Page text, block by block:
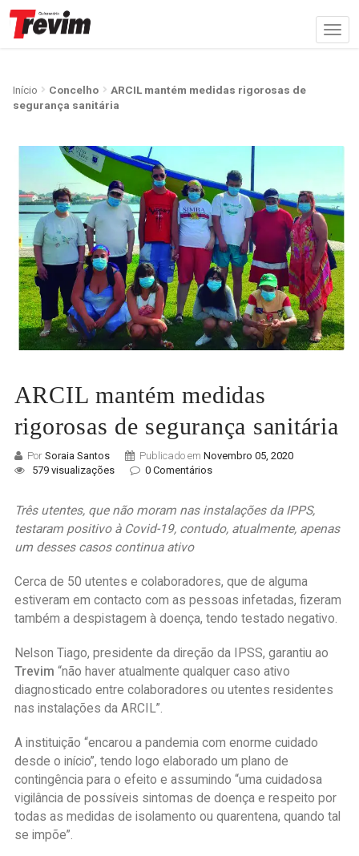
Início Concelho
ARCIL mantém medidas rigorosas de
segurança sanitária
ARCIL mantém medidas
rigorosas de segurança sanitária
Por Soraia Santos Publicado em Novembro 05, 2020
579 visualizações
0 Comentários
Três utentes, que não moram nas instalações da IPPS,
testaram positivo à Covid-19, contudo, atualmente, apenas
um desses casos continua ativo
Cerca de 50 utentes e colaboradores, que de alguma
estiveram em contacto com as pessoas infetadas, fizeram
também a despistagem à doença, tendo testado negativo.
Nelson Tiago, presidente da direção da IPSS, garantiu ao
Trevim “não haver atualmente qualquer caso ativo
diagnosticado entre colaboradores ou utentes residentes
nas instalações da ARCIL”.
A instituição “encarou a pandemia com enorme cuidado
desde o início”, tendo logo elaborado um plano de
contingência para o efeito e assumindo “uma cuidadosa
vigilância de possíveis sintomas de doença e respeito por
todas as medidas de isolamento ou quarentena, quando tal
se impõe”.